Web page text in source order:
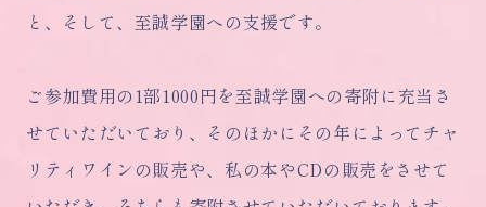
と、そして、至誠学園への支援です。
ご参加費用の1部1000円を至誠学園への寄附に充当さ
せていただいており、そのほかにその年によってチャ
リティワインの販売や、私の本やCDの販売をさせて